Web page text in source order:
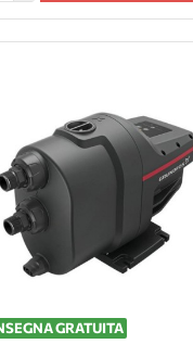
GRATUITA